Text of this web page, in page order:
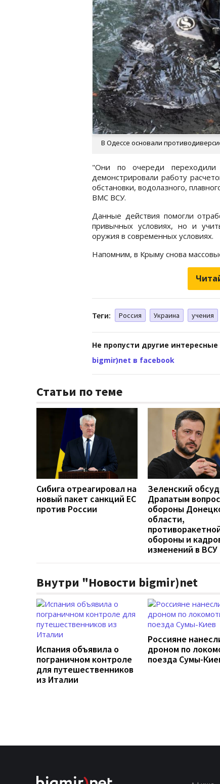
В Одессе основали
"Они по очереди
демонстрировали работу
обстановки, водолазного,
ВМС ВСУ.
Данные действия помогли
привычных условиях, но и
оружия в современных условиях.
Напомним, в Крыму снова
Теги: Россия Украина учения
Не пропусти другие
bigmir)net в facebook
Статьи по теме
Сибига отреагировал на
новый пакет санкций ЕС
против России
Зеленский
Драпатым
обороны
области,
обороны и
изменений в ВСУ
Внутри "Новости bigmir)net
Испания объявила о
пограничном контроле
для путешественников
из Италии
Россияне
дроном по
поезда Сумы-